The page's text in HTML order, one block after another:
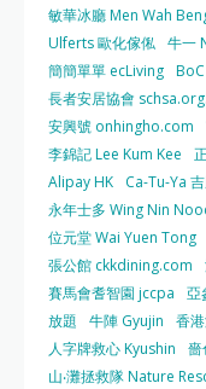
敏華冰廳 Men Wah
Ulferts 歐化傢俬 牛一
簡簡單單 ecLiving
長者安居協會
安興號 onhingho.com
李錦記 Lee Kum Kee
Alipay HK
Ca-Tu-Ya
永年士多 Wing Nin
位元堂 Wai Yuen Tong
張公館 ckkdining.com
賽馬會耆智園 jccpa
亞
放題
牛陣 Gyujin
香
人字牌救心 Kyushin
嗇
山‧灘拯救隊 Nature